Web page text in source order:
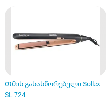
Თმის გასასწორებელი Sollex
SL 724